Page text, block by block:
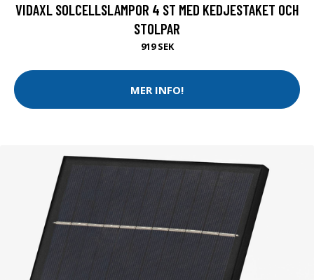
VIDAXL SOLCELLSLAMPOR 4 ST MED KEDJESTAKET OCH
STOLPAR
919 SEK
MER INFO!